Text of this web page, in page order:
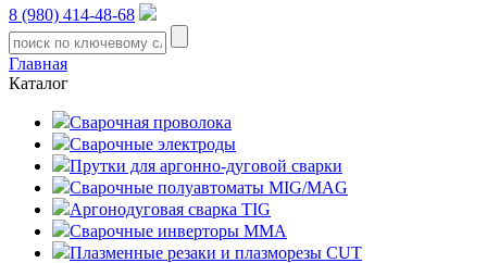
8 (980) 414-48-68
Главная
Каталог
Сварочная проволока
Сварочные электроды
Прутки для аргонно-дуговой сварки
Сварочные полуавтоматы MIG/MAG
Аргонодуговая сварка TIG
Сварочные инверторы MMA
Плазменные резаки и плазморезы CUT